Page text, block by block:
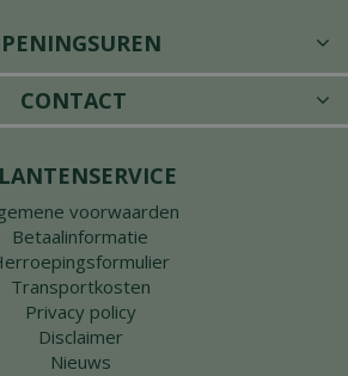
CONTACT
voorwaarden
Betaalinformatie
Transportkosten
Privacy policy
Disclaimer
Nieuws